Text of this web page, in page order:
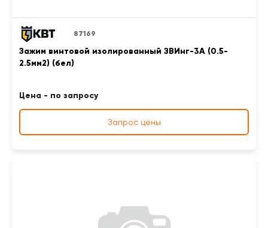
87169
Зажим винтовой изолированный ЗВИнг-3А (0.5-
2.5мм2) (бел)
Цена - по запросу
Запрос цены